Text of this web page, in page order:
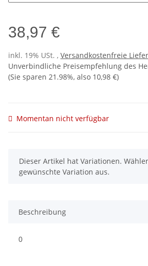
38,97 €
inkl. 19% USt. , Versandkostenfreie
Unverbindliche Preisempfehlung des
(Sie sparen 21.98%, also 10,98 €)
Momentan nicht verfügbar
x
Dieser Artikel hat Variationen.
gewünschte Variation aus.
Beschreibung
0